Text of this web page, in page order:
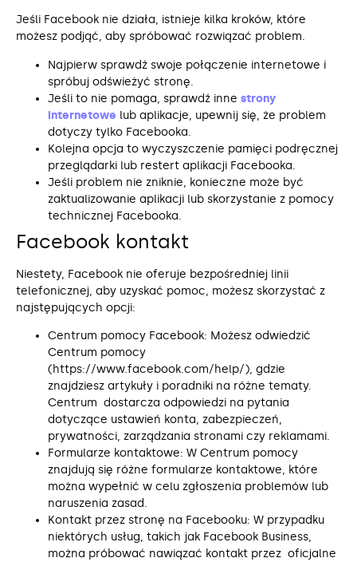
Jeśli Facebook nie działa, istnieje kilka kroków, które
możesz podjąć, aby spróbować rozwiązać problem.
Najpierw sprawdź swoje połączenie internetowe i
spróbuj odświeżyć stronę.
Jeśli to nie pomaga, sprawdź inne strony
internetowe lub aplikacje, upewnij się, że problem
dotyczy tylko Facebooka.
Kolejna opcja to wyczyszczenie pamięci podręcznej
przeglądarki lub restert aplikacji Facebooka.
Jeśli problem nie zniknie, konieczne może być
zaktualizowanie aplikacji lub skorzystanie z pomocy
technicznej Facebooka.
Facebook kontakt
Niestety, Facebook nie oferuje bezpośredniej linii
telefonicznej, aby uzyskać pomoc, możesz skorzystać z
najstępujących opcji:
Centrum pomocy Facebook: Możesz odwiedzić
Centrum pomocy
(https://www.facebook.com/help/), gdzie
znajdziesz artykuły i poradniki na różne tematy.
Centrum dostarcza odpowiedzi na pytania
dotyczące ustawień konta, zabezpieczeń,
prywatności, zarządzania stronami czy reklamami.
Formularze kontaktowe: W Centrum pomocy
znajdują się różne formularze kontaktowe, które
można wypełnić w celu zgłoszenia problemów lub
naruszenia zasad.
Kontakt przez stronę na Facebooku: W przypadku
niektórych usług, takich jak Facebook Business,
można próbować nawiązać kontakt przez oficjalne